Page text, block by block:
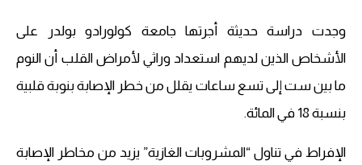
وجدت دراسة حديثة أجرتها جامعة كولورادو بولدر على
الأشخاص الذين لديهم استعداد وراثي لأمراض القلب أن النوم
ما بين ست إلى تسع ساعات يقلل من خطر الإصابة بنوبة قلبية
بنسبة 18 في المائة.
الإفراط في تناول “المشروبات الغازية” يزيد من مخاطر الإصابة